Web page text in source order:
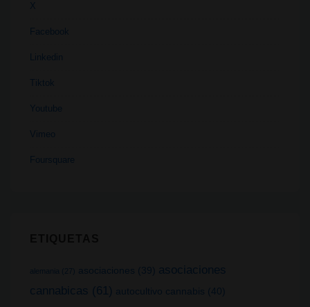
X
Facebook
Linkedin
Tiktok
Youtube
Vimeo
Foursquare
alemania (27) asociaciones (39)
asociaciones
cannabicas (61) autocultivo cannabis (40)